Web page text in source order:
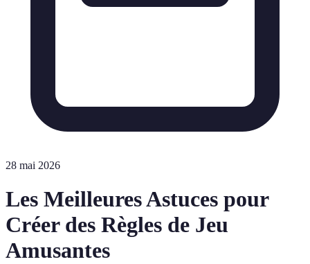
28 mai 2026
Les Meilleures Astuces pour
Créer des Règles de Jeu
Amusantes